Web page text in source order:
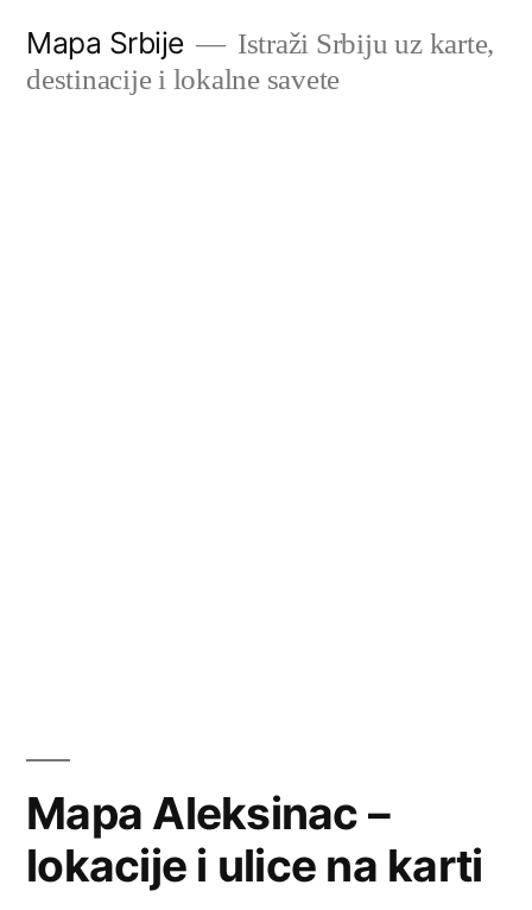
Mapa Srbije
Istraži Srbiju uz karte,
destinacije i lokalne savete
Mapa Aleksinac –
lokacije i ulice na karti